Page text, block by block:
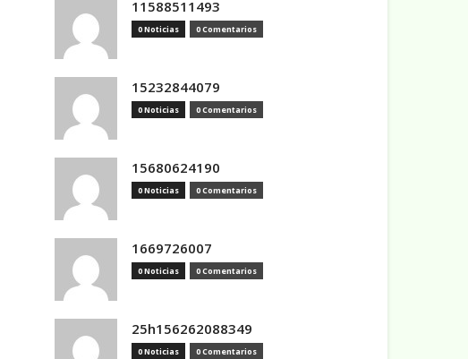
11588511493
0 Noticias 0 Comentarios
15232844079
0 Noticias 0 Comentarios
15680624190
0 Noticias 0 Comentarios
1669726007
0 Noticias 0 Comentarios
25h156262088349
0 Noticias 0 Comentarios